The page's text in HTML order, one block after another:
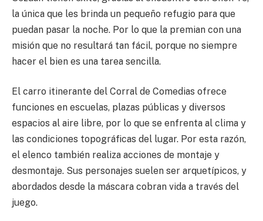
la única que les brinda un pequeño refugio para que
puedan pasar la noche. Por lo que la premian con una
misión que no resultará tan fácil, porque no siempre
hacer el bien es una tarea sencilla.
El carro itinerante del Corral de Comedias ofrece
funciones en escuelas, plazas públicas y diversos
espacios al aire libre, por lo que se enfrenta al clima y
las condiciones topográficas del lugar. Por esta razón,
el elenco también realiza acciones de montaje y
desmontaje. Sus personajes suelen ser arquetípicos, y
abordados desde la máscara cobran vida a través del
juego.